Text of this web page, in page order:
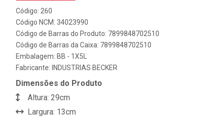
Código: 260
Código NCM: 34023990
Código de Barras do Produto: 7899848702510
Código de Barras da Caixa: 7899848702510
Embalagem: BB - 1X5L
Fabricante: INDUSTRIAS BECKER
Dimensões do Produto
Altura: 29cm
Largura: 13cm